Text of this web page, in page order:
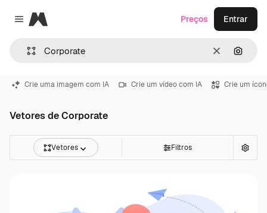
Close menu
Magnific
Limpar
Preços Entrar
Crie uma imagem com IA Crie um vídeo com IA Crie um
Vetores de Corporate
Vetores Filtros